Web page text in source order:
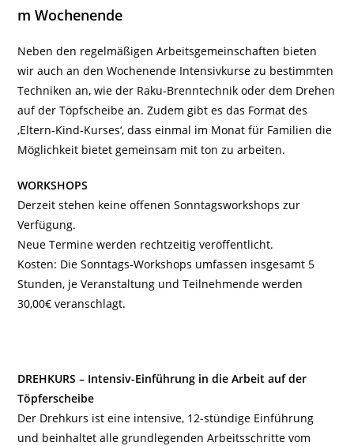
m Wochenende
Neben den regelmäßigen Arbeitsgemeinschaften bieten
wir auch an den Wochenende Intensivkurse zu bestimmten
Techniken an, wie der Raku-Brenntechnik oder dem Drehen
auf der Töpfscheibe an. Zudem gibt es das Format des
‚Eltern-Kind-Kurses‘, dass einmal im Monat für Familien die
Möglichkeit bietet gemeinsam mit ton zu arbeiten.
WORKSHOPS
Derzeit stehen keine offenen Sonntagsworkshops zur
Verfügung.
Neue Termine werden rechtzeitig veröffentlicht.
Kosten: Die Sonntags-Workshops umfassen insgesamt 5
Stunden, je Veranstaltung und Teilnehmende werden
30,00€ veranschlagt.
DREHKURS – Intensiv-Einführung in die Arbeit auf der
Töpferscheibe
Der Drehkurs ist eine intensive, 12-stündige Einführung
und beinhaltet alle grundlegenden Arbeitsschritte vom